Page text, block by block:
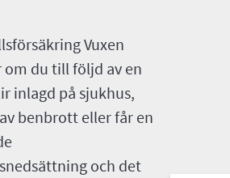
Vuxen
du till följd av en
inlagd på sjukhus,
benbrott eller får en
och det